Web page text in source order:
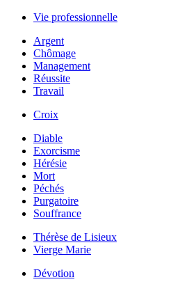
Vie professionnelle
Argent
Chômage
Management
Réussite
Travail
Croix
Diable
Exorcisme
Hérésie
Mort
Péchés
Purgatoire
Souffrance
Thérèse de Lisieux
Vierge Marie
Dévotion